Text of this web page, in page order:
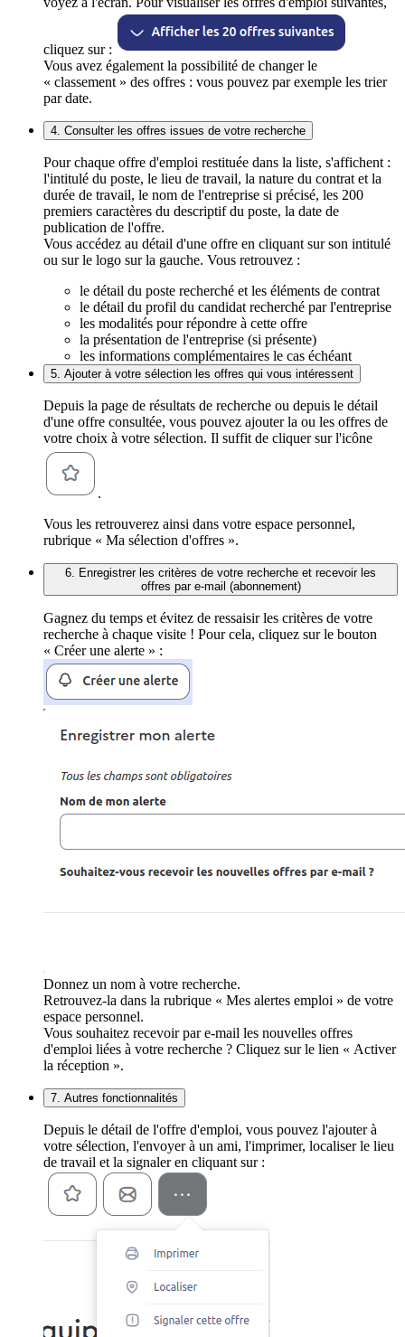
cliquez sur :
Vous avez également la possibilité de changer le
« classement » des offres : vous pouvez par exemple les trier
par date.
4. Consulter les offres issues de votre recherche
Pour chaque offre d'emploi restituée dans la liste, s'affichent :
l'intitulé du poste, le lieu de travail, la nature du contrat et la
durée de travail, le nom de l'entreprise si précisé, les 200
premiers caractères du descriptif du poste, la date de
publication de l'offre.
Vous accédez au détail d'une offre en cliquant sur son intitulé
ou sur le logo sur la gauche. Vous retrouvez :
le détail du poste recherché et les éléments de contrat
le détail du profil du candidat recherché par l'entreprise
les modalités pour répondre à cette offre
la présentation de l'entreprise (si présente)
les informations complémentaires le cas échéant
5. Ajouter à votre sélection les offres qui vous intéressent
Depuis la page de résultats de recherche ou depuis le détail
d'une offre consultée, vous pouvez ajouter la ou les offres de
votre choix à votre sélection. Il suffit de cliquer sur l'icône
.
Vous les retrouverez ainsi dans votre espace personnel,
rubrique « Ma sélection d'offres ».
6. Enregistrer les critères de votre recherche et recevoir les
offres par e-mail (abonnement)
Gagnez du temps et évitez de ressaisir les critères de votre
recherche à chaque visite ! Pour cela, cliquez sur le bouton
« Créer une alerte » :
Donnez un nom à votre recherche.
Retrouvez-la dans la rubrique « Mes alertes emploi » de votre
espace personnel.
Vous souhaitez recevoir par e-mail les nouvelles offres
d'emploi liées à votre recherche ? Cliquez sur le lien « Activer
la réception ».
7. Autres fonctionnalités
Depuis le détail de l'offre d'emploi, vous pouvez l'ajouter à
votre sélection, l'envoyer à un ami, l'imprimer, localiser le lieu
de travail et la signaler en cliquant sur :